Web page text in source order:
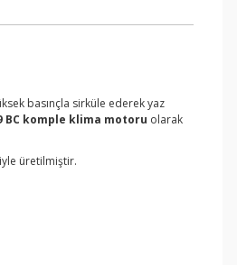
basınçla sirküle ederek yaz
BC komple klima motoru olarak
üretilmiştir.